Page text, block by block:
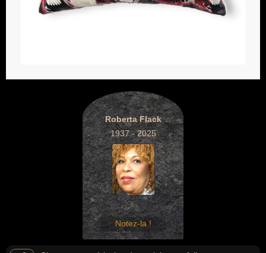
Roberta Flack
1937 - 2025
Notez-la !